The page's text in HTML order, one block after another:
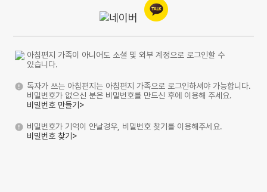
아침편지 가족이 아니어도 소셜 및 외부 계정으로 로그인할 수
있습니다.
독자가 쓰는 아침편지는 아침편지 가족으로 로그인하셔야 가능합니다.
비밀번호가 없으신 분은 비밀번호를 만드신 후에 이용해 주세요.
비밀번호 만들기>
비밀번호가 기억이 안날경우, 비밀번호 찾기를 이용해주세요.
비밀번호 찾기>